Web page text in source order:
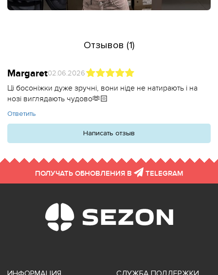
Отзывов (1)
Margaret02.06.2026
Ці босоніжки дуже зручні, вони ніде не натирають і на
нозі виглядають чудово🫶🏻
Ответить
Написать отзыв
ПОЛУЧАТЬ ОБНОВЛЕНИЯ В TELEGRAM